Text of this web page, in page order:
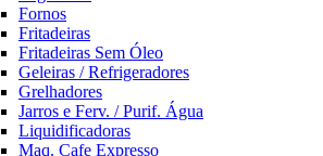
Fornos
Fritadeiras
Fritadeiras Sem Óleo
Geleiras / Refrigeradores
Grelhadores
Jarros e Ferv. / Purif. Água
Liquidificadoras
Maq. Cafe Expresso